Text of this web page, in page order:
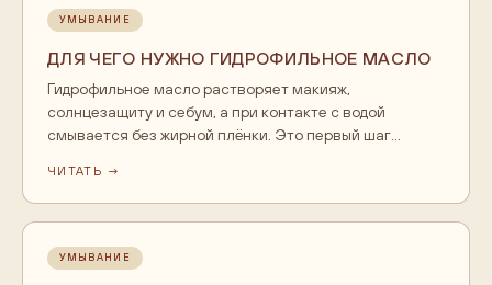
УМЫВАНИЕ
ДЛЯ ЧЕГО НУЖНО ГИДРОФИЛЬНОЕ МАСЛО
Гидрофильное масло растворяет макияж,
солнцезащиту и себум, а при контакте с водой
смывается без жирной плёнки. Это первый шаг
жирорастворимое, потом гель довершает умывание.
Подходит для сухой, нормальной и комбинированной
кожи, аккуратно вводится при склонности к
высыпаниям. Не сушит и оставляет кожу мягкой.
ЧИТАТЬ →
УМЫВАНИЕ